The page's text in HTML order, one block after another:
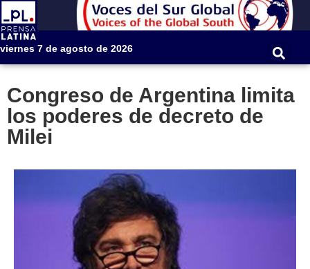
viernes 7 de agosto de 2026
Congreso de Argentina limita
los poderes de decreto de
Milei